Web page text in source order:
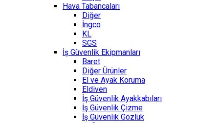
Hava Tabancaları
Diğer
İngco
KL
SGS
İş Güvenlik Ekipmanları
Baret
Diğer Ürünler
El ve Ayak Koruma
Eldiven
İş Güvenlik Ayakkabıları
İş Güvenlik Çizme
İş Güvenlik Gözlük